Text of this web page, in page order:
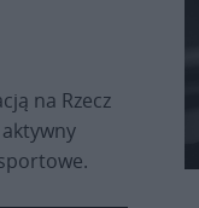
na Rzecz